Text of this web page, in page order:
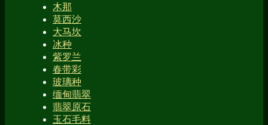
木那
莫西沙
大马坎
冰种
紫罗兰
春带彩
玻璃种
缅甸翡翠
翡翠原石
玉石毛料